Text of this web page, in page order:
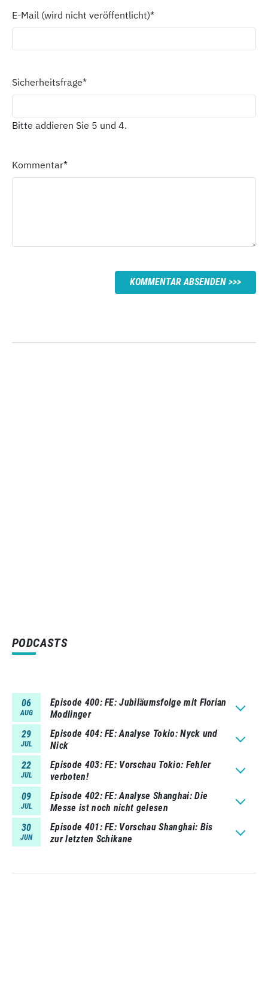
E-Mail (wird nicht veröffentlicht)*
Sicherheitsfrage*
Bitte addieren Sie 5 und 4.
Kommentar*
KOMMENTAR ABSENDEN
PODCASTS
06
AUG
Episode 400 FE: Jubiläumsfolge mit Florian
Modlinger
29
JUL
Episode 404 FE: Analyse Tokio: Nyck und
Nick
22
JUL
Episode 403 FE: Vorschau Tokio: Fehler
verboten!
09
JUL
Episode 402 FE: Analyse Shanghai: Die
Messe ist noch nicht gelesen
30
JUN
Episode 401 FE: Vorschau Shanghai: Bis
zur letzten Schikane